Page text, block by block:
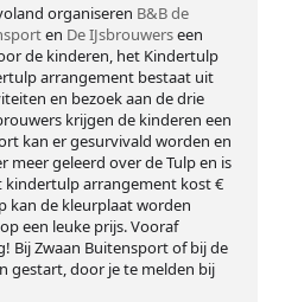
organiseren B&B de
en De IJsbrouwerseen
de kinderen, het Kindertulp
arrangement bestaat uit
en bezoek aan de drie
krijgen de kinderen een
kan er gesurvivald worden en
meer geleerd over de Tulp en is
kindertulp arrangement kost €
kan de kleurplaat worden
een leuke prijs. Vooraf
Bij Zwaan Buitensport of bij de
gestart, door je te melden bij